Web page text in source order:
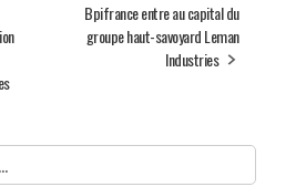
Bpifrance entre au capital du
groupe haut-savoyard Leman
Industries